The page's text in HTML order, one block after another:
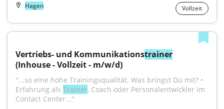
Hagen Vollzeit
Vertriebs- und Kommunikationstrainer
(Inhouse - Vollzeit - m/w/d)
"...so eine hohe Trainingsqualität. Was bringst Du mit? •
Erfahrung als Trainer, Coach oder Personalentwickler im
Contact Center..."